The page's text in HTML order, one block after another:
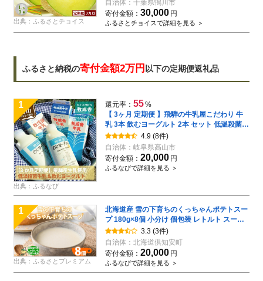
出典：ふるさとチョイス
自治体： 千葉県鴨川市
寄付金額： 30,000 円
ふるさとチョイスで詳細を見る ＞
ふるさと納税の寄付金額2万円 以下の定期便返礼品
1
出典：ふるなび
還元率： 55%
【 3ヶ月 定期便 】飛騨の牛乳屋こだわり 牛
乳 3本 飲むヨーグルト 2本 セット 低温殺菌
無添加 牧成舎 飛騨高山
4.9 (8件)
自治体： 岐阜県高山市
寄付金額： 20,000 円
ふるなびで詳細を見る ＞
1
出典：ふるさとプレミアム
北海道産 雪の下育ちのくっちゃんポテトスー
プ 180g×8個 小分け 個包装 レトルト スープ
ポタージュ じゃがいも 馬鈴薯 ポテト 野菜 朝
食 夜食 常備食 送料無料 北の百貨 しりべしや
ニセコ 北海道 倶知安町 加工食品 惣菜
3.3 (3件)
自治体： 北海道倶知安町
寄付金額： 20,000 円
ふるなびで詳細を見る ＞